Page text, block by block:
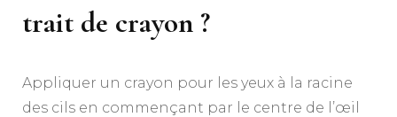
trait de crayon ?
Appliquer un crayon pour les yeux à la racine
des cils en commençant par le centre de l’œil